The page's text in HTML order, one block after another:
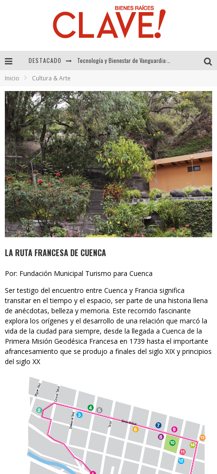
DESTACADO Sector Inmobiliario – recuperación a paso firme
El Despertar de la Calidez: Acabados Dorados de FV para Elevar tu Espacio
Tecnología y Bienestar de Vanguardia: El Inodoro Inteligente Neotech de FV.
Inicio Cultura & Arte
LA RUTA FRANCESA DE CUENCA
Por: Fundación Municipal Turismo para Cuenca
Ser testigo del encuentro entre Cuenca y Francia significa
transitar en el tiempo y el espacio, ser parte de una historia llena
de anécdotas, belleza y memoria. Este recorrido fascinante
explora los orígenes y el desarrollo de una relación que marcó la
vida de la ciudad para siempre, desde la llegada a Cuenca de la
Primera Misión Geodésica Francesa en 1739 hasta el importante
afrancesamiento que se produjo a finales del siglo XIX y principios
del siglo XX